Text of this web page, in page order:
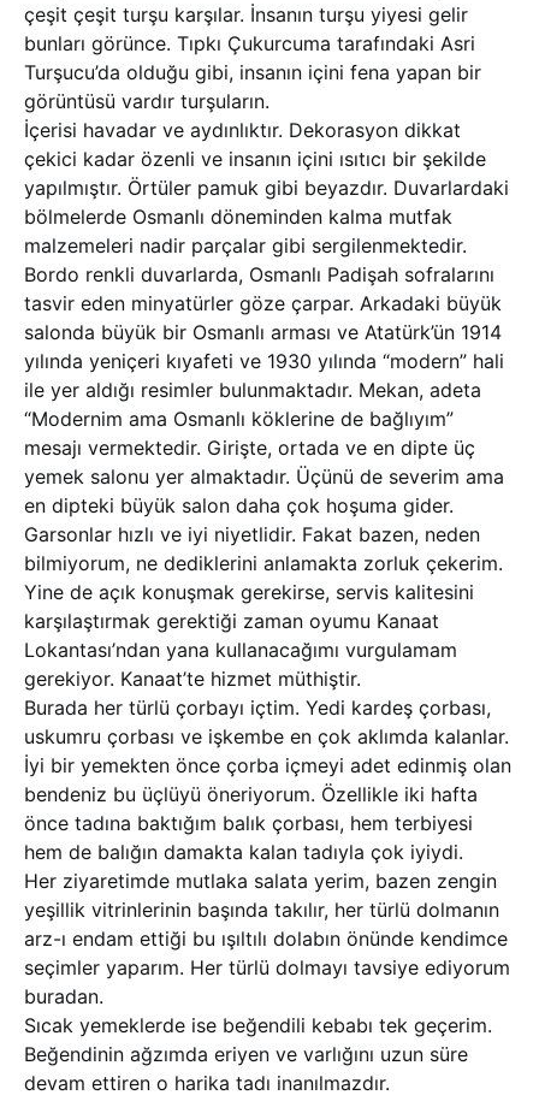
çeşit çeşit turşu karşılar. İnsanın turşu yiyesi gelir
bunları görünce. Tıpkı Çukurcuma tarafındaki Asri
Turşucu’da olduğu gibi, insanın içini fena yapan bir
görüntüsü vardır turşuların.
İçerisi havadar ve aydınlıktır. Dekorasyon dikkat
çekici kadar özenli ve insanın içini ısıtıcı bir şekilde
yapılmıştır. Örtüler pamuk gibi beyazdır. Duvarlardaki
bölmelerde Osmanlı döneminden kalma mutfak
malzemeleri nadir parçalar gibi sergilenmektedir.
Bordo renkli duvarlarda, Osmanlı Padişah sofralarını
tasvir eden minyatürler göze çarpar. Arkadaki büyük
salonda büyük bir Osmanlı arması ve Atatürk’ün 1914
yılında yeniçeri kıyafeti ve 1930 yılında “modern” hali
ile yer aldığı resimler bulunmaktadır. Mekan, adeta
“Modernim ama Osmanlı köklerine de bağlıyım”
mesajı vermektedir. Girişte, ortada ve en dipte üç
yemek salonu yer almaktadır. Üçünü de severim ama
en dipteki büyük salon daha çok hoşuma gider.
Garsonlar hızlı ve iyi niyetlidir. Fakat bazen, neden
bilmiyorum, ne dediklerini anlamakta zorluk çekerim.
Yine de açık konuşmak gerekirse, servis kalitesini
karşılaştırmak gerektiği zaman oyumu Kanaat
Lokantası’ndan yana kullanacağımı vurgulamam
gerekiyor. Kanaat’te hizmet müthiştir.
Burada her türlü çorbayı içtim. Yedi kardeş çorbası,
uskumru çorbası ve işkembe en çok aklımda kalanlar.
İyi bir yemekten önce çorba içmeyi adet edinmiş olan
bendeniz bu üçlüyü öneriyorum. Özellikle iki hafta
önce tadına baktığım balık çorbası, hem terbiyesi
hem de balığın damakta kalan tadıyla çok iyiydi.
Her ziyaretimde mutlaka salata yerim, bazen zengin
yeşillik vitrinlerinin başında takılır, her türlü dolmanın
arz-ı endam ettiği bu ışıltılı dolabın önünde kendimce
seçimler yaparım. Her türlü dolmayı tavsiye ediyorum
buradan.
Sıcak yemeklerde ise beğendili kebabı tek geçerim.
Beğendinin ağzımda eriyen ve varlığını uzun süre
devam ettiren o harika tadı inanılmazdır.